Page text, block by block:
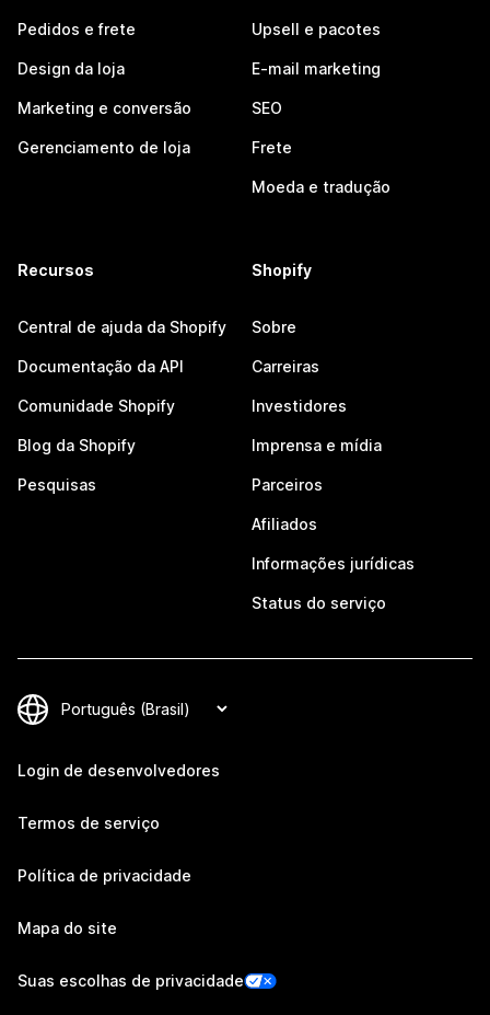
Pedidos e frete
Design da loja
Marketing e conversão
Gerenciamento de loja
Upsell e pacotes
E-mail marketing
SEO
Frete
Moeda e tradução
Recursos
Central de ajuda da Shopify
Documentação da API
Comunidade Shopify
Blog da Shopify
Pesquisas
Shopify
Sobre
Carreiras
Investidores
Imprensa e mídia
Parceiros
Afiliados
Informações jurídicas
Status do serviço
Login de desenvolvedores
Termos de serviço
Política de privacidade
Mapa do site
Suas escolhas de privacidade